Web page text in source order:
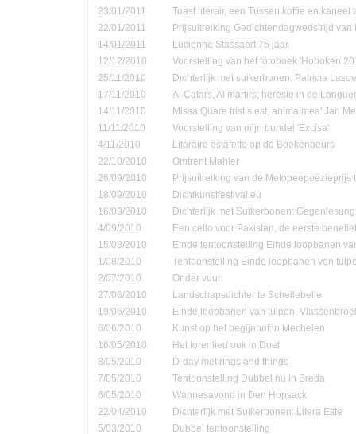
23/01/2011
Toast literair, een Tussen koffie en kaneel
22/01/2011
Prijsuitreiking Gedichtendagwedstrijd van
14/01/2011
Lucienne Stassaert 75 jaar.
12/12/2010
Voorstelling van het fotoboek 'Hoboken
25/11/2010
Dichterlijk met suikerbonen: Patricia
17/11/2010
Al Catars, Al martirs; heresie in de
14/11/2010
Missa Quare tristis est, anima mea' Jan
11/11/2010
Voorstelling van mijn bundel 'Excisa'
4/11/2010
Literaire estafette op de Boekenbeurs
22/10/2010
Omtrent Mahler
26/09/2010
Prijsuitreiking van de Melopeepoëzieprijs
18/09/2010
Dichtkunstfestival.eu
16/09/2010
Dichterlijk met Suikerbonen:
4/09/2010
Een cello voor Pakistan, de eerste
15/08/2010
Einde tentoonstelling Einde loopbanen
1/08/2010
Tentoonstelling Einde loopbanen van
2/07/2010
Onder vuur
27/06/2010
Landschapsdichter te Schellebelle
19/06/2010
Einde loopbanen van tulpen,
6/06/2010
Kunst op het begijnhof in Mechelen
16/05/2010
Het torenlied ook in Doel
8/05/2010
D-day met rings and things
7/05/2010
Tentoonstelling Dubbel nu in Breda
6/05/2010
Wannesavond in Den Hopsack
22/04/2010
Dichterlijk met Suikerbonen: Litera Este
5/03/2010
Dubbel tentoonstelling